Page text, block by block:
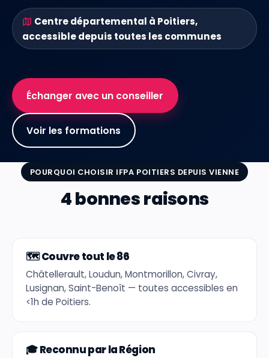
Centre départemental à Poitiers,
accessible depuis toutes les communes
Échanger avec un conseiller
Voir les formations
POURQUOI CHOISIR IFPA POITIERS DEPUIS VIENNE
4 bonnes raisons
🗺️ Couvre tout le 86
Châtellerault, Loudun, Montmorillon, Civray,
Lusignan, Saint-Benoît — toutes accessibles en
<1h de Poitiers.
🎓 Reconnu par la Région